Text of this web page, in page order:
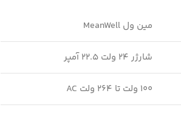
مین ول MeanWell
شارژر 24 ولت 22.5 آمپر
100 ولت تا 264 ولت AC